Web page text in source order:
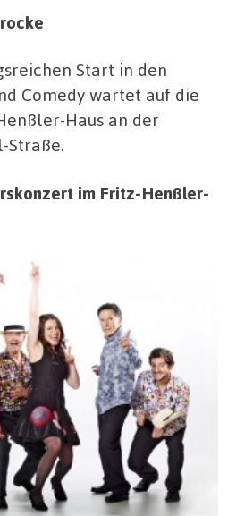
Start in den
Comedy wartet auf die
Haus an der
Straße.
im Fritz-Henßler-